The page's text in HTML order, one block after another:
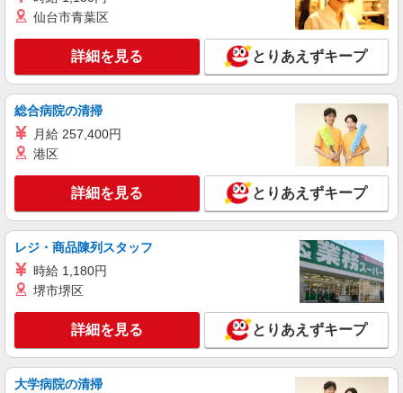
キープ 詳細を見る
株式会社kotrio /●SD-H-1993090
≪日払いOK！≫病院の看護助手＊即日勤務も
時給1350円〜2062円 ＜日払い有/週払い有/交
通費全支給(ガソリン代含む)＞
東松島市 ★交通費全額支給
キープ 詳細を見る
業務委託
保健師・管理栄養士 特定保健指導
報酬：出来高制 報酬額（消費税抜き）： ・事
業所一括面談(対面) 1日：10,000円〜14,716円 ・
個別訪問(対面) 1件：4,286円〜5,239円 ・遠隔面
【活動エリア】宮城県東松島市及びその周辺
仙台市青葉区
詳細を見る とりあえずキープ
総合病院の清掃
月給 257,400円
港区
詳細を見る とりあえずキープ
レジ・商品陳列スタッフ
時給 1,180円
堺市堺区
詳細を見る とりあえずキープ
大学病院の清掃